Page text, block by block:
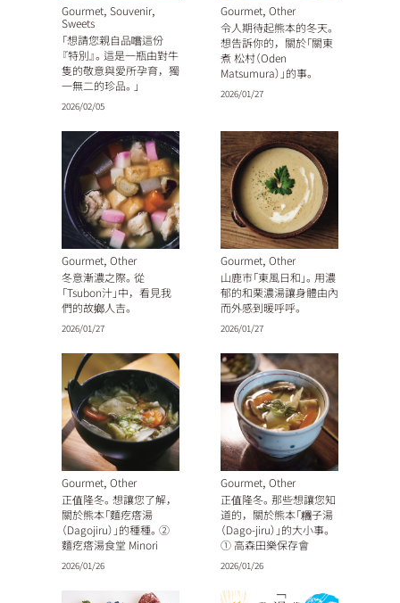
Gourmet, Souvenir,
Sweets
「想請您親自品嚐這份
『特別』。這是一瓶由對牛
隻的敬意與愛所孕育，獨
一無二的珍品。」
2026/02/05
Gourmet, Other
令人期待起熊本的冬天。
想告訴你的，關於「關東
煮 松村（Oden
Matsumura）」的事。
2026/01/27
Gourmet, Other
冬意漸濃之際。從
「Tsubon汁」中，看見我
們的故鄉人吉。
2026/01/27
Gourmet, Other
山鹿市「東風日和」。用濃
郁的和栗濃湯讓身體由內
而外感到暖呼呼。
2026/01/27
Gourmet, Other
正值隆冬。想讓您了解，
關於熊本「麵疙瘩湯
（Dagojiru）」的種種。②
麵疙瘩湯食堂 Minori
2026/01/26
Gourmet, Other
正值隆冬。那些想讓您知
道的，關於熊本「糰子湯
（Dago-jiru）」的大小事。
① 高森田樂保存會
2026/01/26